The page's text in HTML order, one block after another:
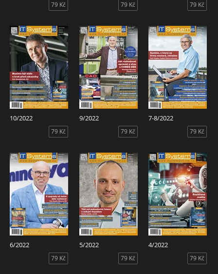
79 Kč 79 Kč 79 Kč
10/2022
79 Kč
9/2022
79 Kč
7-8/2022
79 Kč
6/2022
79 Kč
5/2022
79 Kč
4/2022
79 Kč